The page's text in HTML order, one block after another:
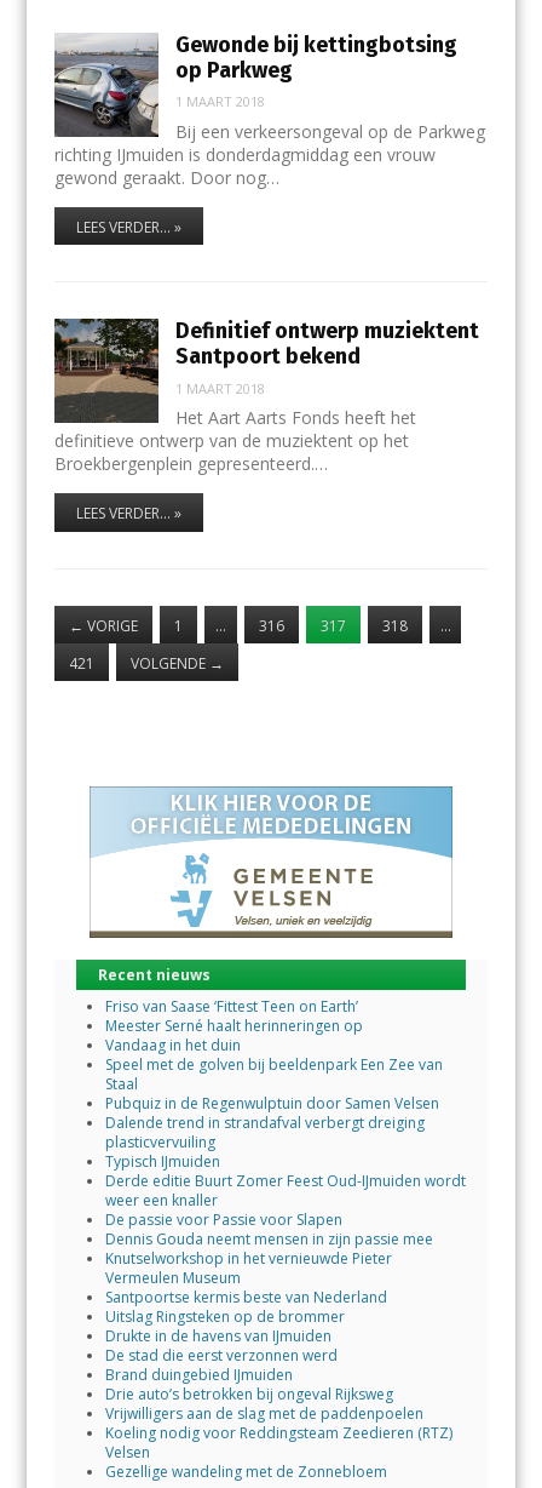
Gewonde bij kettingbotsing
op Parkweg
1 MAART 2018
Bij een verkeersongeval op de Parkweg
richting IJmuiden is donderdagmiddag een vrouw
gewond geraakt. Door nog…
LEES VERDER... »
Definitief ontwerp muziektent
Santpoort bekend
1 MAART 2018
Het Aart Aarts Fonds heeft het
definitieve ontwerp van de muziektent op het
Broekbergenplein gepresenteerd.…
LEES VERDER... »
← VORIGE 1 … 316 317 318
…
421
VOLGENDE →
Recent nieuws
Friso van Saase ‘Fittest Teen on Earth’
Meester Serné haalt herinneringen op
Vandaag in het duin
Speel met de golven bij beeldenpark Een Zee van
Staal
Pubquiz in de Regenwulptuin door Samen Velsen
Dalende trend in strandafval verbergt dreiging
plasticvervuiling
Typisch IJmuiden
Derde editie Buurt Zomer Feest Oud-IJmuiden wordt
weer een knaller
De passie voor Passie voor Slapen
Dennis Gouda neemt mensen in zijn passie mee
Knutselworkshop in het vernieuwde Pieter
Vermeulen Museum
Santpoortse kermis beste van Nederland
Uitslag Ringsteken op de brommer
Drukte in de havens van IJmuiden
De stad die eerst verzonnen werd
Brand duingebied IJmuiden
Drie auto’s betrokken bij ongeval Rijksweg
Vrijwilligers aan de slag met de paddenpoelen
Koeling nodig voor Reddingsteam Zeedieren (RTZ)
Velsen
Gezellige wandeling met de Zonnebloem